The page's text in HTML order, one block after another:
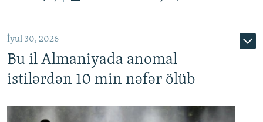
İyul 30, 2026
Bu il Almaniyada anomal
istilərdən 10 min nəfər ölüb